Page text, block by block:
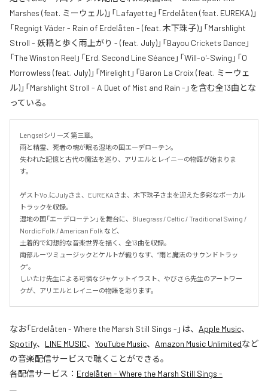
Marshes (feat. ミーウェル)」「Lafayette」「Erdelåten (feat. EUREKA)」
「Regnigt Väder - Rain of Erdelåten - (feat. 木下珠子)」「Marshlight
Stroll - 妖精と歩く雨上がり - (feat. July)」「Bayou Crickets Dance」
「The Winston Reel」「Erd. Second Line Séance」「Will-o'-Swing」「O
Morrowless (feat. July)」「Mirelight」「Baron La Croix (feat. ミーウェ
ル)」「Marshlight Stroll - A Duet of Mist and Rain -」を含む全13曲とな
っている。
Lengselシリーズ 第三章。
雨と精霊、死者の魂が眠る湿地の国エーデローテン。
失われた記憶と古代の魔法を巡り、アリエルとレイニーの物語が始まりま
す。
ゲストVo.にJulyさま、EUREKAさま、木下珠子さまを迎えた多彩なボーカル
トラックを収録。
湿地の国「エーデローテン」を舞台に、Bluegrass / Celtic / Traditional Swing /
Nordic Folk / American Folk など、
土着的で幻想的な音楽世界を描く、全13曲を収録。
南部ルーツミュージックとケルトが織りなす、“雨と魔法のサウンドトラッ
ク”。
しいたけ先生による可憐なジャケットイラスト、やびさら先生のアートワー
クが、アリエルとレイニーの物語を彩ります。
なお「Erdelåten - Where the Marsh Still Sings - 」は、 Apple Music、
Spotify、 LINE MUSIC、 YouTube Music、 Amazon Music Unlimitedなど
の音楽配信サービスで聴くことができる。
各配信サービス： Erdelåten - Where the Marsh Still Sings -